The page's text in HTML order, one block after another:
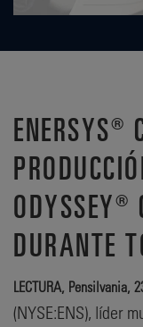
ENERSYS®
ODYSSEY®
DURANTE
LECTURA, Pensilvania,
(NYSE:ENS), líder